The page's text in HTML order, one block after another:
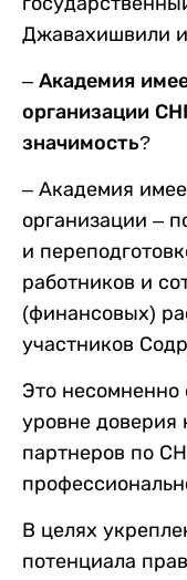
Джавахишвили
– Академия
организации
значимость?
– Академия
организации –
и
работников и
(финансовых)
участников
Это несомненно
уровне доверия
партнеров по
В целях
потенциала